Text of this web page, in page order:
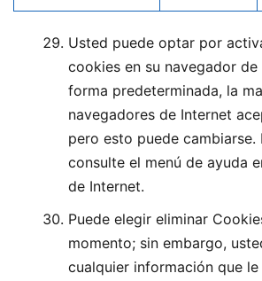
Usted puede optar por
cookies en su navegador de
forma predeterminada, la
navegadores de Internet
pero esto puede cambiarse.
consulte el menú de ayuda
de Internet.
Puede elegir eliminar
momento; sin embargo,
cualquier información que